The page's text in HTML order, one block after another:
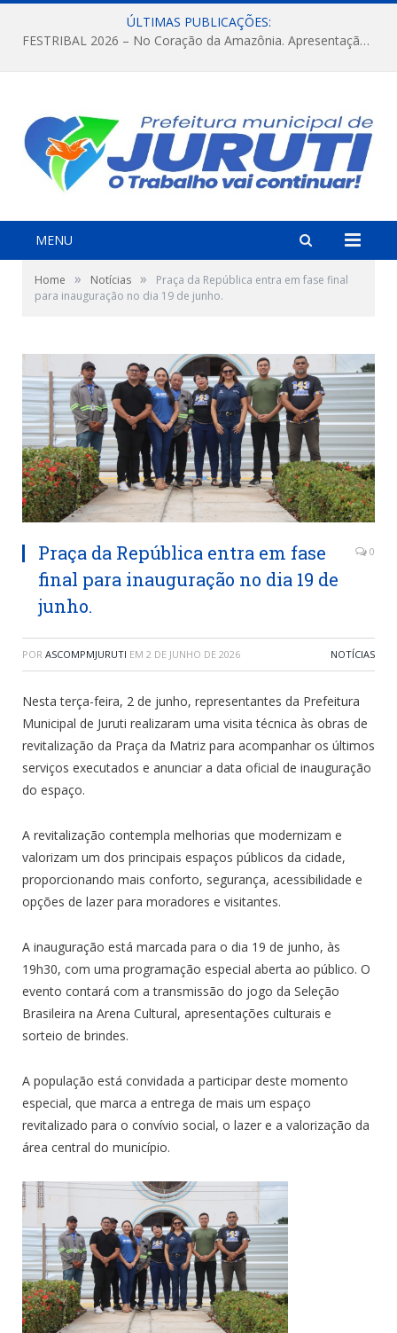
ÚLTIMAS PUBLICAÇÕES:
FESTRIBAL 2026 – No Coração da Amazônia. Apresentação da Munduruku.
MENU
Home » Notícias »
Praça da República entra em fase final
para inauguração no dia 19 de junho.
Praça da República entra em fase
final para inauguração no dia 19 de
junho.
0
POR ASCOMPMJURUTI EM 2 DE JUNHO DE 2026 NOTÍCIAS
Nesta terça-feira, 2 de junho, representantes da Prefeitura
Municipal de Juruti realizaram uma visita técnica às obras de
revitalização da Praça da Matriz para acompanhar os últimos
serviços executados e anunciar a data oficial de inauguração
do espaço.
A revitalização contempla melhorias que modernizam e
valorizam um dos principais espaços públicos da cidade,
proporcionando mais conforto, segurança, acessibilidade e
opções de lazer para moradores e visitantes.
A inauguração está marcada para o dia 19 de junho, às
19h30, com uma programação especial aberta ao público. O
evento contará com a transmissão do jogo da Seleção
Brasileira na Arena Cultural, apresentações culturais e
sorteio de brindes.
A população está convidada a participar deste momento
especial, que marca a entrega de mais um espaço
revitalizado para o convívio social, o lazer e a valorização da
área central do município.